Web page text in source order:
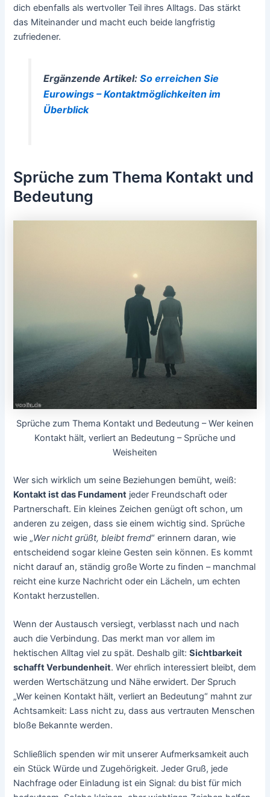
dich ebenfalls als wertvoller Teil ihres Alltags. Das stärkt
das Miteinander und macht euch beide langfristig
zufriedener.
Ergänzende Artikel: So erreichen Sie
Eurowings – Kontaktmöglichkeiten im
Überblick
Sprüche zum Thema Kontakt und
Bedeutung
Sprüche zum Thema Kontakt und Bedeutung – Wer keinen
Kontakt hält, verliert an Bedeutung – Sprüche und
Weisheiten
Wer sich wirklich um seine Beziehungen bemüht, weiß:
Kontakt ist das Fundament jeder Freundschaft oder
Partnerschaft. Ein kleines Zeichen genügt oft schon, um
anderen zu zeigen, dass sie einem wichtig sind. Sprüche
wie „Wer nicht grüßt, bleibt fremd“ erinnern daran, wie
entscheidend sogar kleine Gesten sein können. Es kommt
nicht darauf an, ständig große Worte zu finden – manchmal
reicht eine kurze Nachricht oder ein Lächeln, um echten
Kontakt herzustellen.
Wenn der Austausch versiegt, verblasst nach und nach
auch die Verbindung. Das merkt man vor allem im
hektischen Alltag viel zu spät. Deshalb gilt:Sichtbarkeit
schafft Verbundenheit. Wer ehrlich interessiert bleibt, dem
werden Wertschätzung und Nähe erwidert. Der Spruch
„Wer keinen Kontakt hält, verliert an Bedeutung“ mahnt zur
Achtsamkeit: Lass nicht zu, dass aus vertrauten Menschen
bloße Bekannte werden.
Schließlich spenden wir mit unserer Aufmerksamkeit auch
ein Stück Würde und Zugehörigkeit. Jeder Gruß, jede
Nachfrage oder Einladung ist ein Signal: du bist für mich